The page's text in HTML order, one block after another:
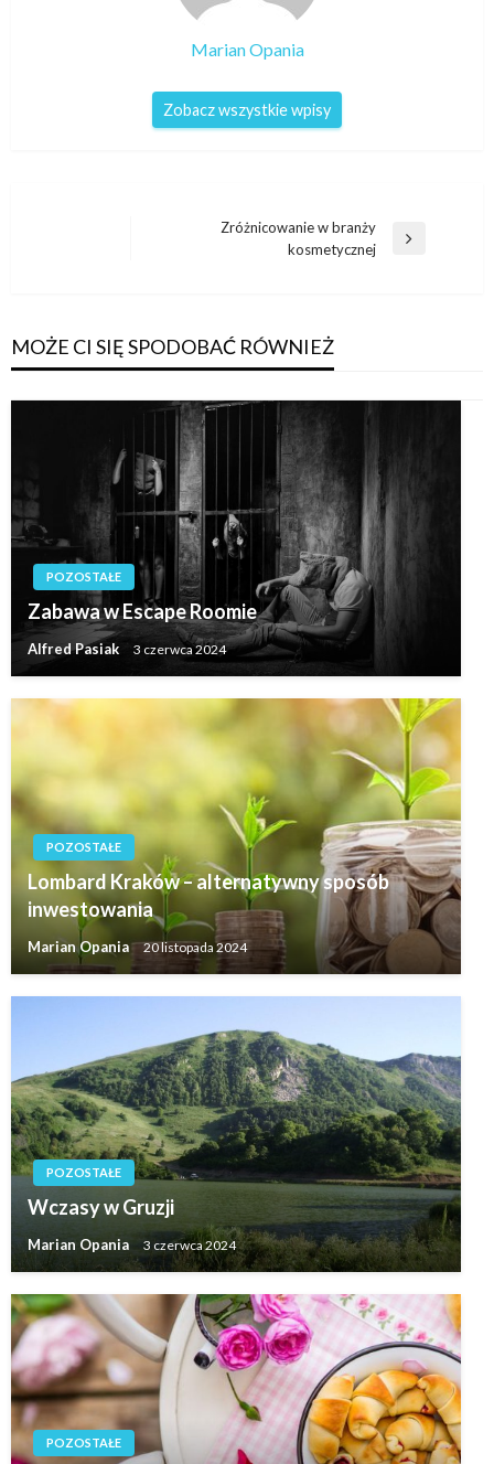
Marian Opania
Zobacz wszystkie wpisy
Zróżnicowanie w branży
kosmetycznej
MOŻE CI SIĘ SPODOBAĆ RÓWNIEŻ
POZOSTAŁE
Zabawa w Escape Roomie
Alfred Pasiak 3 czerwca 2024
POZOSTAŁE
Lombard Kraków – alternatywny sposób
inwestowania
Marian Opania 20 listopada 2024
POZOSTAŁE
Wczasy w Gruzji
Marian Opania 3 czerwca 2024
POZOSTAŁE